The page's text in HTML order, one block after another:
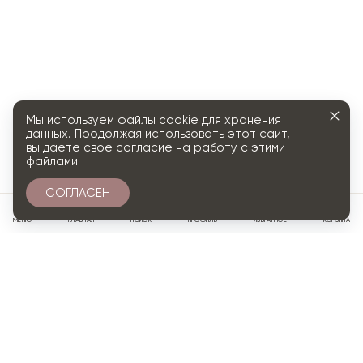
МЕНЮ ГЛАВНАЯ ПОИСК ПРОФИЛЬ ИЗБРАННОЕ КОРЗИНА
Мы используем файлы cookie для хранения
данных. Продолжая использовать этот сайт,
вы даете свое согласие на работу с этими
файлами
СОГЛАСЕН